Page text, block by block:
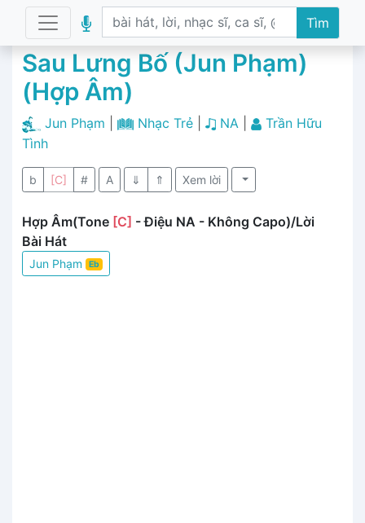
Tìm
Sau Lưng Bố (Jun Phạm)
(Hợp Âm)
Jun Phạm Nhạc Trẻ| NA
Trần Hữu
Tình
b [C] # A ⇓ ⇑ Xem lời
Hợp Âm(Tone [C] - Điệu NA - Không Capo)/Lời
Bài Hát
Jun Phạm Eb